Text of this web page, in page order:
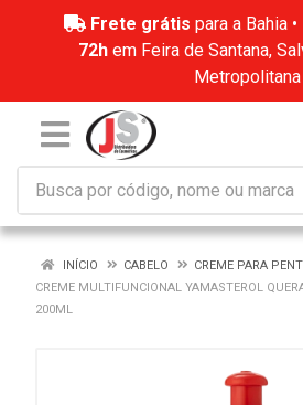
Frete grátis para a Bahia •
72hem Feira de Santana,
Metropolitana
INÍCIO CABELO
CREME PARA
CREME MULTIFUNCIONAL YAMASTEROL
200ML